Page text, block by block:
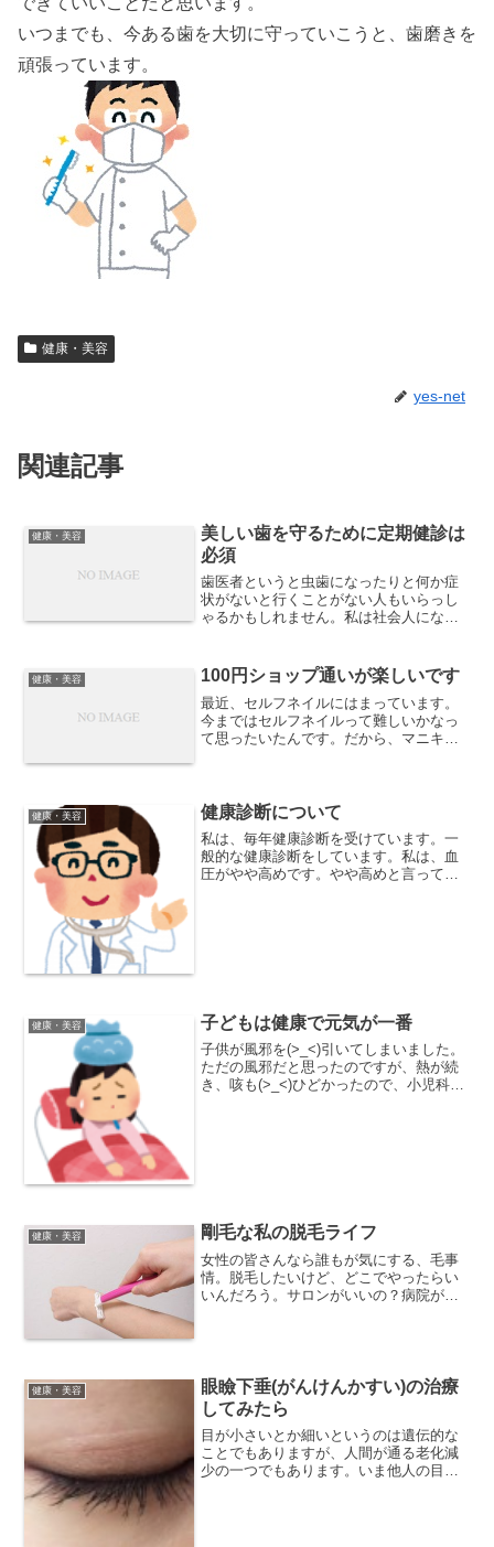
いつまでも、今ある歯を大切に守っていこうと、歯磨きを
頑張っています。
健康・美容
yes-net
関連記事
健康・美容
美しい歯を守るために定期健診は
必須
歯医者というと虫歯になったりと何か症
状がないと行くことがない人もいらっし
ゃるかもしれません。私は社会人になっ
のことがきっかけとなり、歯医者さんに
定期的に通う習慣になった...
健康・美容 100円ショップ通いが楽しいです
最近、セルフネイルにはまっています。
今まではセルフネイルって難しいかなっ
て思ったいたんです。だから、マニキュ
じゃないかなって思ってま...
健康・美容 健康診断について
私は、毎年健康診断を受けています。一
般的な健康診断をしています。私は、血
圧がやや高めです。やや高めと言って
健康・美容 子どもは健康で元気が一番
子供が風邪を(>_<)引いてしまいました。
ただの風邪だと思ったのですが、熱が続
き、咳も(>_<)ひどかったので、小児科を
健康・美容 剛毛な私の脱毛ライフ
女性の皆さんなら誰もが気にする、毛事
情。脱毛したいけど、どこでやったらい
いんだろう。サロンがいいの？病院がい
健康・美容
眼瞼下垂(がんけんかすい)の治療
してみたら
目が小さいとか細いというのは遺伝的な
ことでもありますが、人間が通る老化減
少の一つでもあります。いま他人の目が